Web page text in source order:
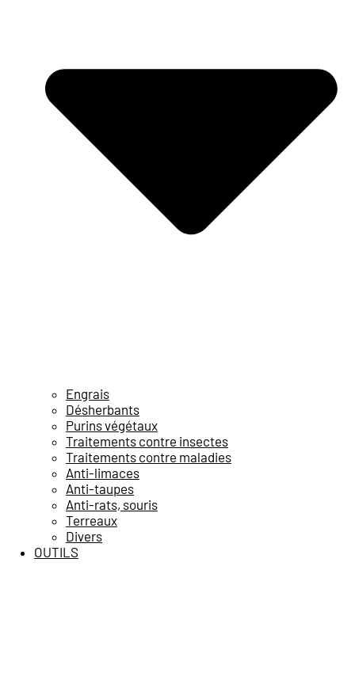
Engrais
Désherbants
Purins végétaux
Traitements contre insectes
Traitements contre maladies
Anti-limaces
Anti-taupes
Anti-rats, souris
Terreaux
Divers
OUTILS